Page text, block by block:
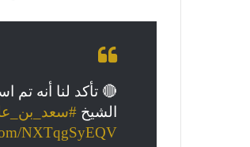
🔴 تأكد لنا أنه تم
الشيخ
NXTqgSyEQV